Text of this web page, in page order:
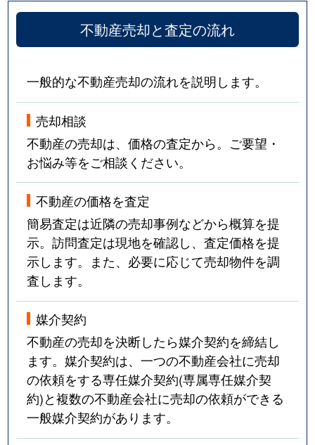
不動産売却と査定の流れ
一般的な不動産売却の流れを説明します。
売却相談
不動産の売却は、価格の査定から。ご要望・
お悩み等をご相談ください。
不動産の価格を査定
簡易査定は近隣の売却事例などから概算を提
示。訪問査定は現地を確認し、査定価格を提
示します。また、必要に応じて売却物件を調
査します。
媒介契約
不動産の売却を決断したら媒介契約を締結し
ます。媒介契約は、一つの不動産会社に売却
の依頼をする専任媒介契約(専属専任媒介契
約)と複数の不動産会社に売却の依頼ができる
一般媒介契約があります。